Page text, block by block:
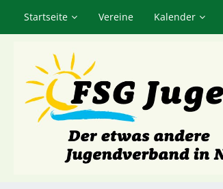
Startseite Vereine Kalender